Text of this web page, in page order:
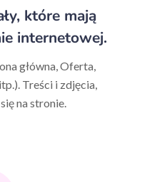
które mają
internetowej.
główna, Oferta,
Treści i zdjęcia,
na stronie.